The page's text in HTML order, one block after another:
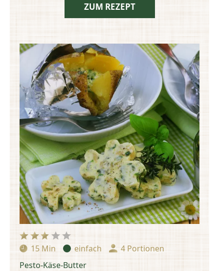
ZUM REZEPT
Zubereitungszeit:
15 Min Schwierigkeit:
einfach Portionen:
4 Portionen
Pesto-Käse-Butter